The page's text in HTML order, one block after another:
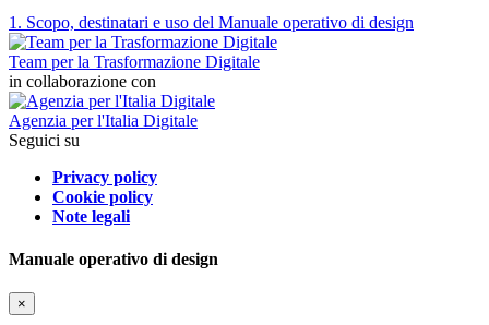
1. Scopo, destinatari e uso del Manuale operativo di design
Team per la Trasformazione Digitale
in collaborazione con
Agenzia per l'Italia Digitale
Seguici su
Privacy policy
Cookie policy
Note legali
Manuale operativo di design
×